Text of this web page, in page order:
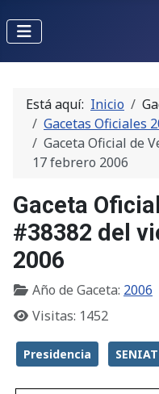
Está aquí: Inicio
Gacetas Oficiales
Gaceta Oficial de
17 febrero 2006
Gaceta
#38382 del
2006
Año de Gaceta: 2006
Visitas: 1452
Presidencia SENIAT